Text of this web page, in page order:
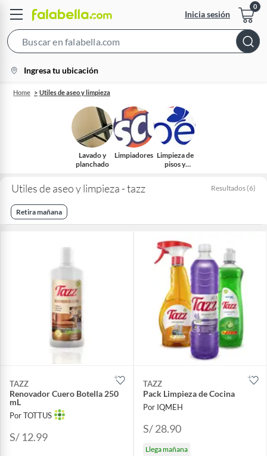
Inicia sesión
Bar
location-
icon
Ingresa tu ubicación
Home Utiles de aseo y limpieza
Lavado y
planchado
Limpiadores Limpieza de
pisos y
Utiles de aseo y limpieza - tazz Resultados (6)
Retira mañana
TAZZ
Renovador Cuero Botella 250
mL
Por TOTTUS
S/ 12.99
TAZZ
Pack Limpieza de Cocina
Por IQMEH
S/ 28.90
Llega mañana